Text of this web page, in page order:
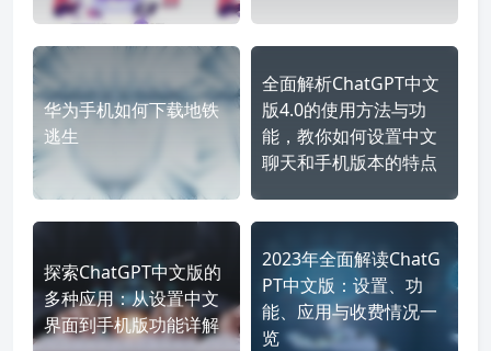
华为手机如何下载地铁
逃生
全面解析ChatGPT中文
版4.0的使用方法与功
能，教你如何设置中文
聊天和手机版本的特点
探索ChatGPT中文版的
多种应用：从设置中文
界面到手机版功能详解
2023年全面解读ChatG
PT中文版：设置、功
能、应用与收费情况一
览